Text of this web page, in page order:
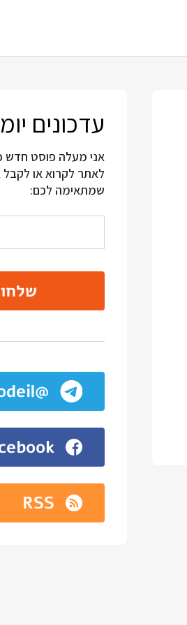
עדכונים
אני מעלה פוסט חדש
לאתר לקרוא או
שמתאימה לכם:
@tocodeil בטלגרם
RSS